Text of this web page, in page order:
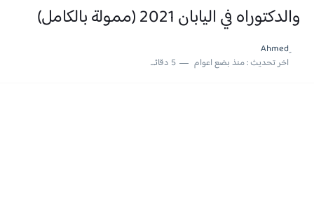
والدكتوراه في اليابان 2021 (ممولة بالكامل)
ِAhmed
اخر تحديث :منذ بضع اعوام 5 دقائق للقراءة